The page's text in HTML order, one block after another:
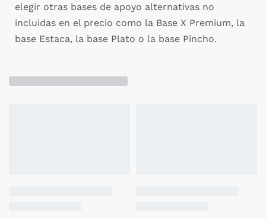
elegir otras bases de apoyo alternativas no
incluidas en el precio como la Base X Premium, la
base Estaca, la base Plato o la base Pincho.